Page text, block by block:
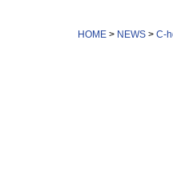
HOME > NEWS > C-